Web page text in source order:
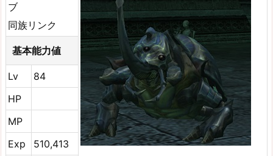
ブ
同族リンク
基本能力値
Lv
84
HP
MP
Exp
510,413